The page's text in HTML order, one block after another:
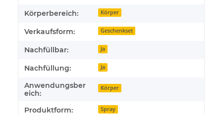
Körperbereich: Körper
Verkaufsform: Geschenkset
Nachfüllbar: Ja
Nachfüllung: Ja
Anwendungsber
eich:
Körper
Produktform: Spray